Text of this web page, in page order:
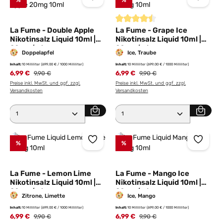
La Fume - Double Apple
Nikotinsalz Liquid 10ml |
20mg/ml
Doppelapfel
Inhalt:10 Milliliter (699,00 € / 1000 Milliliter)
6,99 € Regulärer Preis:
9,90 €
Preise inkl. MwSt. und ggf. zzgl.
Versandkosten
Produkt Anzahl: Gib den gewünschten Wert ein
Durchschnittliche Bewertung
La Fume - Grape Ice
Nikotinsalz Liquid 10ml |
20mg/ml
Ice, Traube
Inhalt:10 Milliliter (699,00 € / 1000 Milliliter)
6,99 € Regulärer Preis:
9,90 €
Preise inkl. MwSt. und ggf. zzgl.
Versandkosten
Produkt Anzahl: Gib den
%
La Fume - Lemon Lime
Nikotinsalz Liquid 10ml |
20mg/ml
Zitrone, Limette
Inhalt:10 Milliliter (699,00 € / 1000 Milliliter)
6,99 € Regulärer Preis:
9,90 €
%
La Fume - Mango Ice
Nikotinsalz Liquid 10ml |
20mg/ml
Ice, Mango
Inhalt:10 Milliliter (699,00 € / 1000 Milliliter)
6,99 € Regulärer Preis:
9,90 €